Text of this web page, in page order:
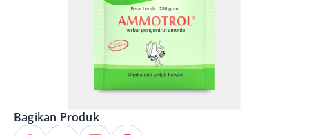
Bagikan Produk